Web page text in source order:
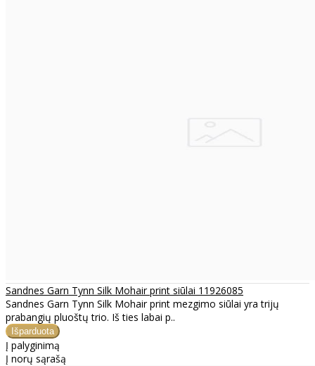
Sandnes Garn Tynn Silk Mohair print siūlai 11926085
Sandnes Garn Tynn Silk Mohair print mezgimo siūlai yra trijų
prabangių pluoštų trio. Iš ties labai p..
Į palyginimą
Į norų sąrašą